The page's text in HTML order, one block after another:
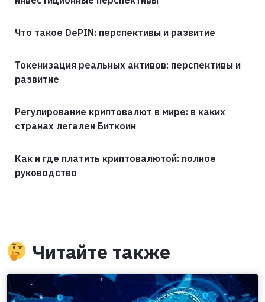
Что такое DePIN: перспективы и развитие
Токенизация реальных активов: перспективы и
развитие
Регулирование криптовалют в мире: в каких
странах легален Биткоин
Как и где платить криптовалютой: полное
руководство
Читайте также